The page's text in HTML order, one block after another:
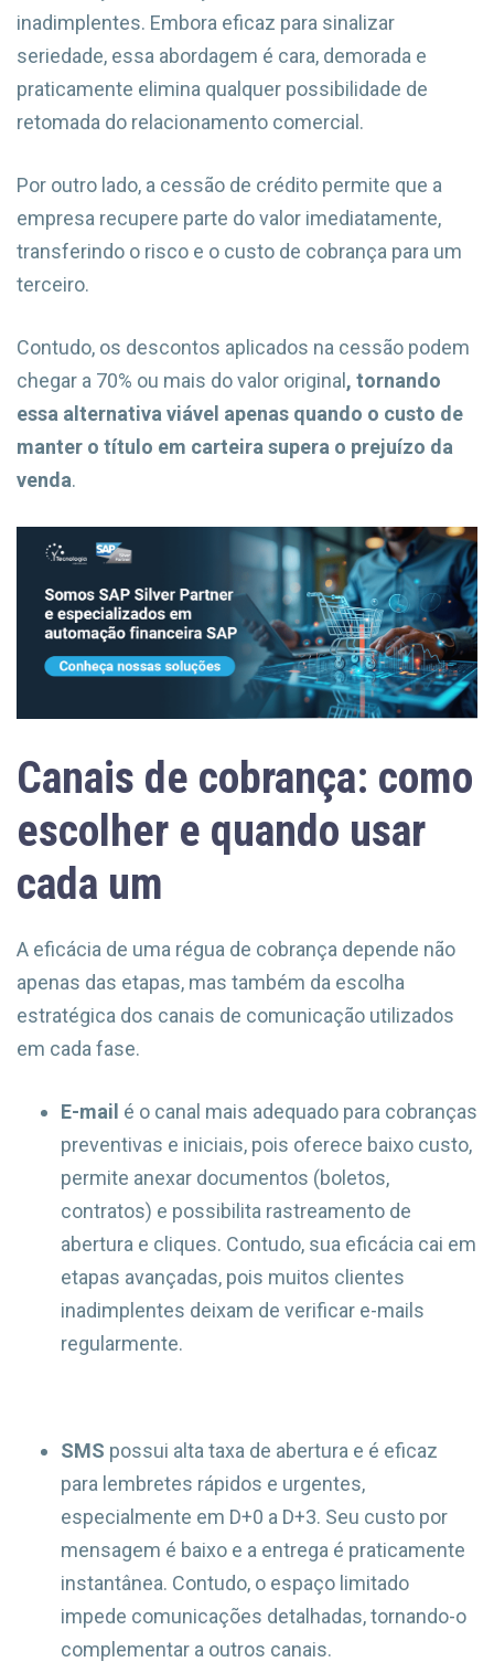
inadimplentes. Embora eficaz para sinalizar
seriedade, essa abordagem é cara, demorada e
praticamente elimina qualquer possibilidade de
retomada do relacionamento comercial.
Por outro lado, a cessão de crédito permite que a
empresa recupere parte do valor imediatamente,
transferindo o risco e o custo de cobrança para um
terceiro.
Contudo, os descontos aplicados na cessão podem
chegar a 70% ou mais do valor original, tornando
essa alternativa viável apenas quando o custo de
manter o título em carteira supera o prejuízo da
venda.
Canais de cobrança: como
escolher e quando usar
cada um
A eficácia de uma régua de cobrança depende não
apenas das etapas, mas também da escolha
estratégica dos canais de comunicação utilizados
em cada fase.
E-mail é o canal mais adequado para cobranças
preventivas e iniciais, pois oferece baixo custo,
permite anexar documentos (boletos,
contratos) e possibilita rastreamento de
abertura e cliques. Contudo, sua eficácia cai em
etapas avançadas, pois muitos clientes
inadimplentes deixam de verificar e-mails
regularmente.
SMS possui alta taxa de abertura e é eficaz
para lembretes rápidos e urgentes,
especialmente em D+0 a D+3. Seu custo por
mensagem é baixo e a entrega é praticamente
instantânea. Contudo, o espaço limitado
impede comunicações detalhadas, tornando-o
complementar a outros canais.